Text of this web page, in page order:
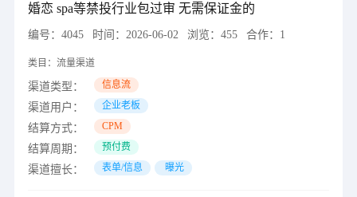
婚恋 spa等禁投行业包过审 无需保证金的
编号： 4045 时间： 2026-06-02 浏览： 455 合作： 1
类目： 流量渠道
渠道类型： 信息流
渠道用户： 企业老板
结算方式： CPM
结算周期： 预付费
渠道擅长： 表单/信息 曝光